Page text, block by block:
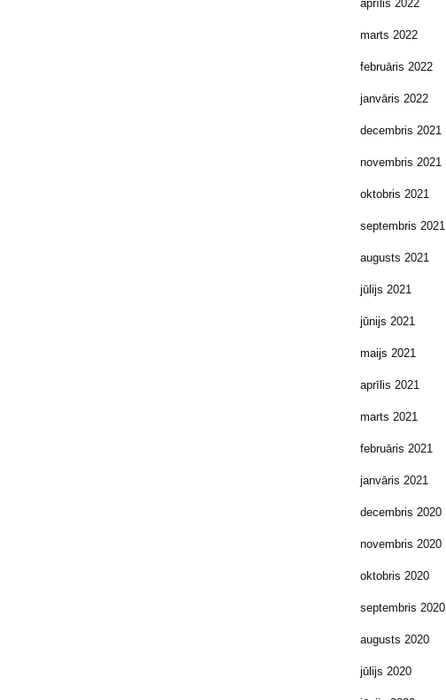
aprīlis 2022
marts 2022
februāris 2022
janvāris 2022
decembris 2021
novembris 2021
oktobris 2021
septembris 2021
augusts 2021
jūlijs 2021
jūnijs 2021
maijs 2021
aprīlis 2021
marts 2021
februāris 2021
janvāris 2021
decembris 2020
novembris 2020
oktobris 2020
septembris 2020
augusts 2020
jūlijs 2020